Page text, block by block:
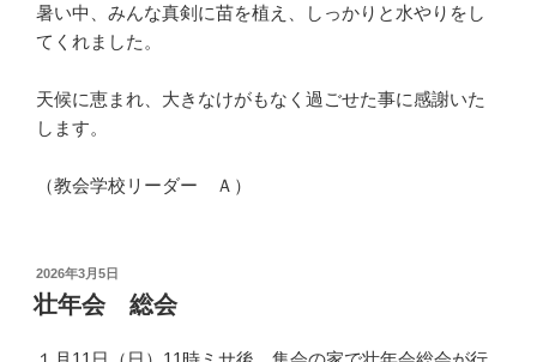
暑い中、みんな真剣に苗を植え、しっかりと水やりをし
てくれました。
天候に恵まれ、大きなけがもなく過ごせた事に感謝いた
します。
（教会学校リーダー Ａ）
投
稿
日:
2026年3月5日
壮年会 総会